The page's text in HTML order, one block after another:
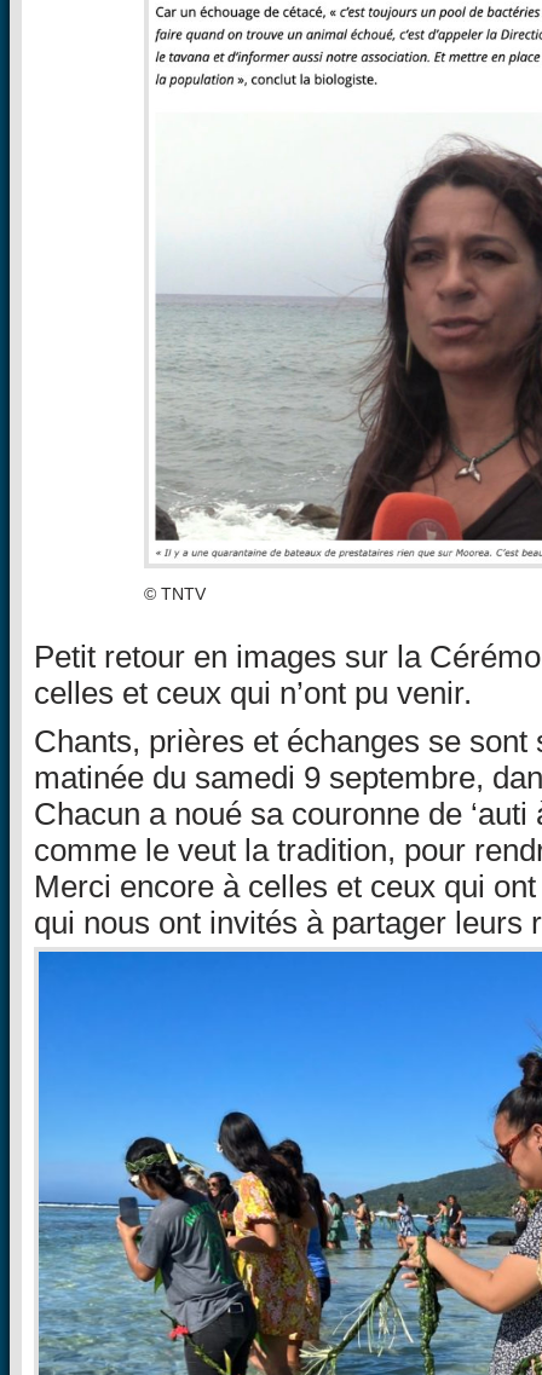
© TNTV
Petit retour en images sur la
celles et ceux qui n’ont pu venir.
Chants, prières et échanges se
matinée du samedi 9 septembre,
Chacun a noué sa couronne de
comme le veut la tradition, pour
Merci encore à celles et ceux qui
qui nous ont invités à partager leurs